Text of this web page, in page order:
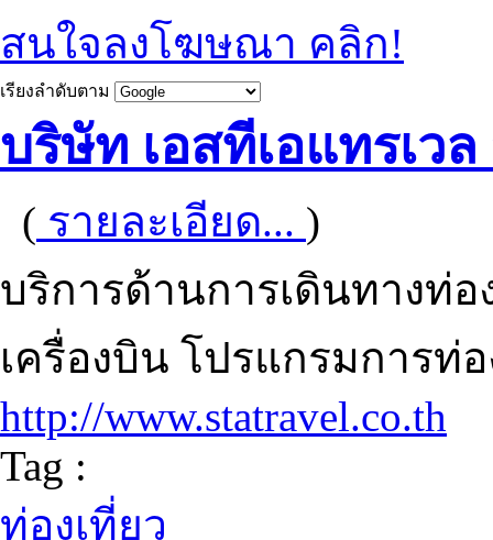
สนใจลงโฆษณา คลิก!
เรียงลำดับตาม
บริษัท เอสทีเอแทรเว
( รายละเอียด... )
บริการด้านการเดินทางท่
เครื่องบิน โปรแกรมการท่
http://www.statravel.co.th
Tag :
ท่องเที่ยว